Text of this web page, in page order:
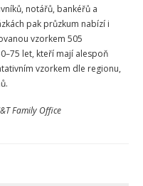
notářů, bankéřů a
pak průzkum nabízí i
vzorkem 505
let, kteří mají alespoň
vzorkem dle regionu,
Family Office